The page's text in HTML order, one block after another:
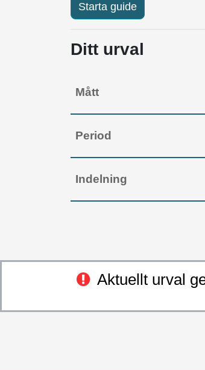
Starta guide
Ditt urval
Mått
Period
Indelning
Aktuellt urval